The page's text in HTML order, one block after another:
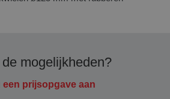
mogelijkheden?
prijsopgave aan